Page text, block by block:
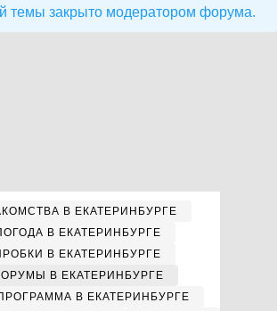
темы закрыто модератором форума.
В ЕКАТЕРИНБУРГЕ
В ЕКАТЕРИНБУРГЕ
В ЕКАТЕРИНБУРГЕ
В ЕКАТЕРИНБУРГЕ
В ЕКАТЕРИНБУРГЕ